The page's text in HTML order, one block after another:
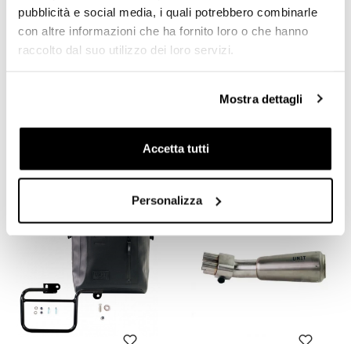
pubblicità e social media, i quali potrebbero combinarle
con altre informazioni che ha fornito loro o che hanno
raccolto dal suo utilizzo dei loro servizi.
Mostra dettagli
Accetta tutti
Personalizza
Codice: 1809
Protezioni Forcella Neoprene